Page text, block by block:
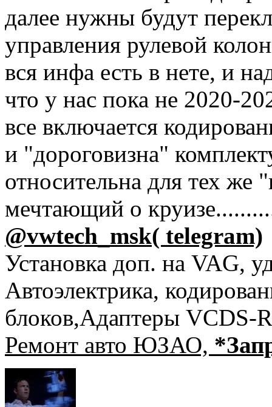
далее нужны будут
управления рулевой
вся инфа есть в нете, и
что у нас пока не 2020-
все включается
и "дороговизна"
относительна для тех же
мечтающий о
@vwtech_msk( telegram)
Установка доп. на VAG,
Автоэлектрика,
блоков,Адаптеры VCDS-
Ремонт авто ЮЗАО,